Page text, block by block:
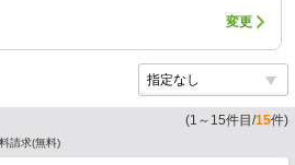
変更
(1 ～ 15件目/15件)
請求(無料)